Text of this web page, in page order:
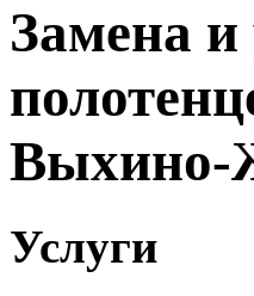
Замена и
Услуги